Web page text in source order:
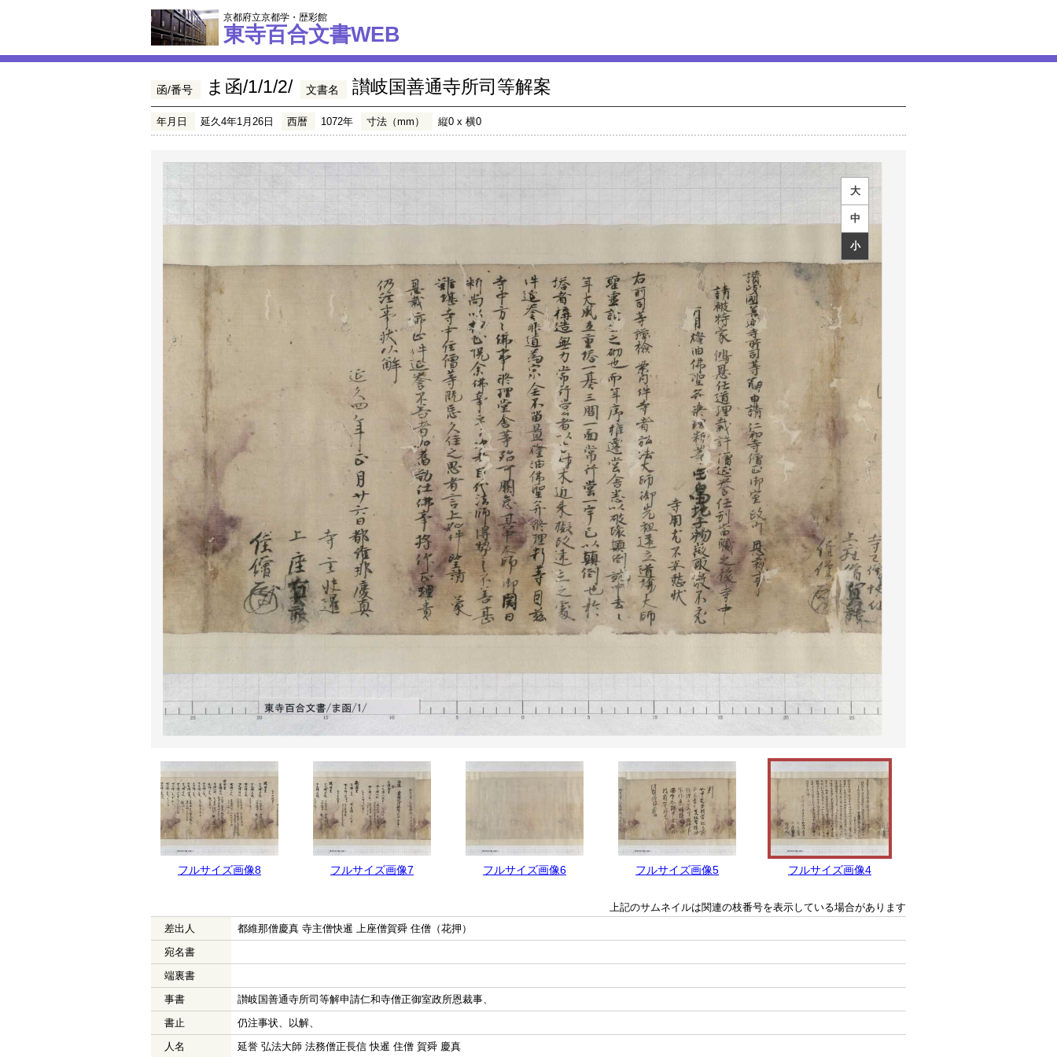
京都府立京都学・歴彩館
東寺百合文書WEB
函/番号 ま函/1/1/2/ 文書名 讃岐国善通寺所司等解案
年月日 延久4年1月26日 西暦 1072年 寸法（mm） 縦0 x 横0
大
中
小
フルサイズ画像8 フルサイズ画像7 フルサイズ画像6 フルサイズ画像5 フルサイズ画像4
上記のサムネイルは関連の枝番号を表示している場合があります
差出人
都維那僧慶真 寺主僧快暹 上座僧賀舜 住僧（花押）
宛名書
端裏書
事書
讃岐国善通寺所司等解申請仁和寺僧正御室政所恩裁事、
書止
仍注事状、以解、
人名
延誉 弘法大師 法務僧正長信 快暹 住僧 賀舜 慶真